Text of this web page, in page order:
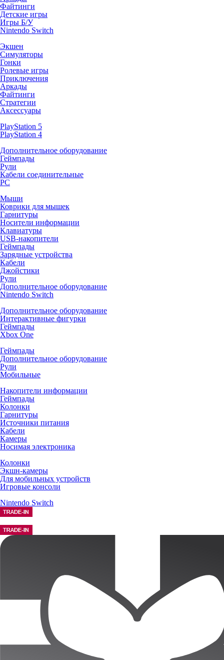
Файтинги
Детские игры
Игры Б/У
Nintendo Switch
Экшен
Симуляторы
Гонки
Ролевые игры
Приключения
Аркады
Файтинги
Стратегии
Аксессуары
PlayStation 5
PlayStation 4
Дополнительное оборудование
Геймпады
Рули
Кабели соединительные
PC
Мыши
Коврики для мышек
Гарнитуры
Носители информации
Клавиатуры
USB-накопители
Геймпады
Зарядные устройства
Кабели
Джойстики
Рули
Дополнительное оборудование
Nintendo Switch
Дополнительное оборудование
Интерактивные фигурки
Геймпады
Xbox One
Геймпады
Дополнительное оборудование
Рули
Мобильные
Накопители информации
Геймпады
Колонки
Гарнитуры
Источники питания
Кабели
Камеры
Носимая электроника
Колонки
Экшн-камеры
Для мобильных устройств
Игровые консоли
Nintendo Switch